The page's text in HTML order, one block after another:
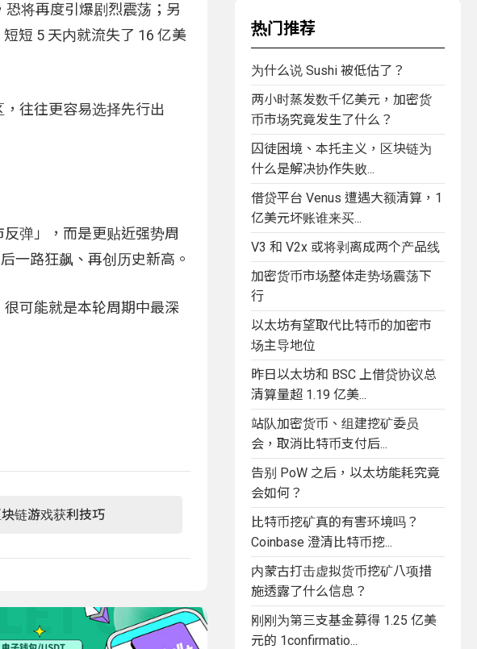
将再度引爆剧烈震荡；另
短 5 天内就流失了 16 亿美
往往更容易选择先行出
弹」，而是更贴近强势周
一路狂飙、再创历史新高。
可能就是本轮周期中最深
链游戏获利技巧
热门推荐
为什么说 Sushi 被低估了？
两小时蒸发数千亿美元，加密货
币市场究竟发生了什么？
囚徒困境、本托主义，区块链为
什么是解决协作失败...
借贷平台 Venus 遭遇大额清算，1
亿美元坏账谁来买...
V3 和 V2x 或将剥离成两个产品线
加密货币市场整体走势场震荡下
行
以太坊有望取代比特币的加密市
场主导地位
昨日以太坊和 BSC 上借贷协议总
清算量超 1.19 亿美...
站队加密货币、组建挖矿委员
会，取消比特币支付后...
告别 PoW 之后，以太坊能耗究竟
会如何？
比特币挖矿真的有害环境吗？
Coinbase 澄清比特币挖...
内蒙古打击虚拟货币挖矿八项措
施透露了什么信息？
刚刚为第三支基金募得 1.25 亿美
元的 1confirmatio...